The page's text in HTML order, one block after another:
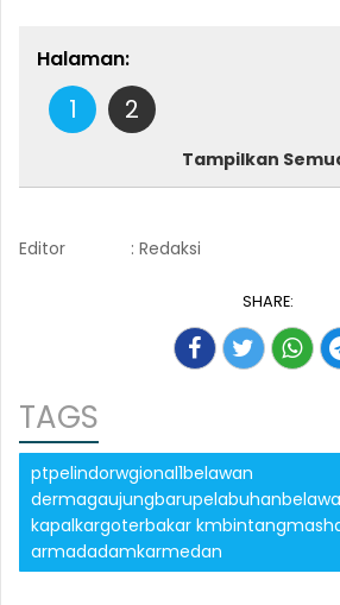
Halaman:
1 2
Tampilkan
Editor : Redaksi
SHARE:
TAGS
ptpelindorwgional1belawan
kapalkargoterbakar
armadadamkarmedan